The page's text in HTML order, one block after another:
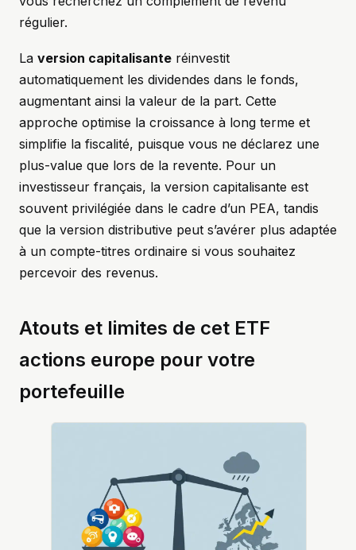
régulier.
La version capitalisante réinvestit
automatiquement les dividendes dans le fonds,
augmentant ainsi la valeur de la part. Cette
approche optimise la croissance à long terme et
simplifie la fiscalité, puisque vous ne déclarez une
plus-value que lors de la revente. Pour un
investisseur français, la version capitalisante est
souvent privilégiée dans le cadre d’un PEA, tandis
que la version distributive peut s’avérer plus adaptée
à un compte-titres ordinaire si vous souhaitez
percevoir des revenus.
Atouts et limites de cet ETF
actions europe pour votre
portefeuille